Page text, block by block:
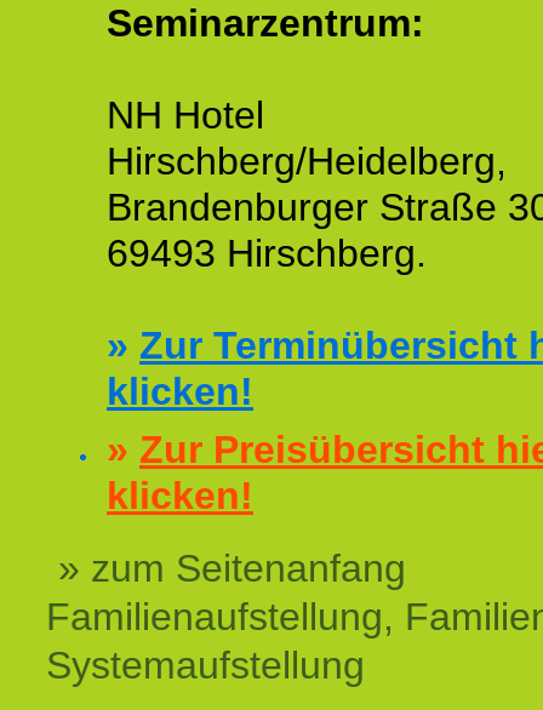
Seminarzentrum:
NH Hotel
Hirschberg/Heidelberg,
Brandenburger Straße
69493 Hirschberg.
» Zur Terminübersicht
klicken!
» Zur Preisübersicht
klicken!
» zum Seitenanfang
Familienaufstellung,
Systemaufstellung